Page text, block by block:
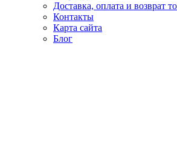
Доставка, оплата и возврат
Контакты
Карта сайта
Блог